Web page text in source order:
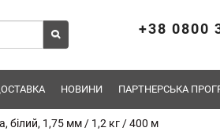
+38 0800
НОВИНИ ПАРТНЕРСЬКА
білий, 1,75 мм / 1,2 кг / 400 м